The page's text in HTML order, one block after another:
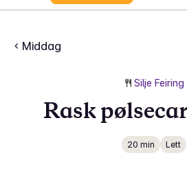
Middag
Silje Feiring
Rask
20 min Lett